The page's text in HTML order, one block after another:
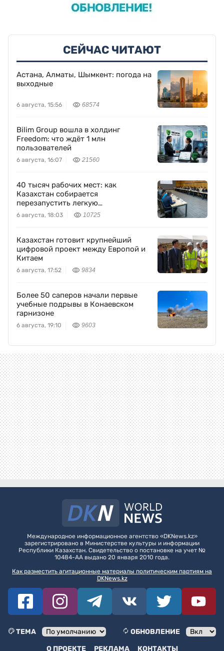
СЕЙЧАС ЧИТАЮТ
Астана, Алматы, Шымкент: погода на
выходные
6 августа, 15:56 68574
Bilim Group вошла в холдинг
Freedom: что ждёт 1 млн
пользователей
6 августа, 16:07 21560
40 тысяч рабочих мест: как
Казахстан собирается
перезапустить легкую
промышленность
6 августа, 18:03 10725
Казахстан готовит крупнейший
цифровой проект между Европой и
Китаем
6 августа, 17:52 9834
Более 50 саперов начали первые
учебные подрывы в Конаевском
гарнизоне
6 августа, 19:10 9603
Международное информационное агентство «DKNews.kz»
зарегистрировано в Министерстве культуры и информации
Республики Казахстан. Свидетельство о постановке на учет №
10484-АА выдано 20 января 2010 года.
Как разместить агитационные материалы политическим партиям на
DKNews.kz
ТЕМА
ОБНОВЛЕНИЕ
О ПРОЕКТЕ
РЕКЛАМА КОНТАКТЫ